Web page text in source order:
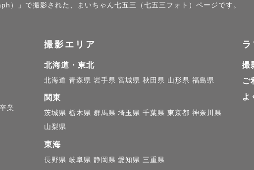
宅から往復3000円を超える場合)
）」で撮影された、まいちゃん七五三（七五三フォト）ページです。
業
撮影エリア
北海道・東北
北海道 青森県 岩手県 宮城県 秋田県 山形県 福島県
関東
茨城県 栃木県 群馬県 埼玉県 千葉県 東京都 神奈川県
山梨県
東海
長野県 岐阜県 静岡県 愛知県 三重県
撮
ご
よ